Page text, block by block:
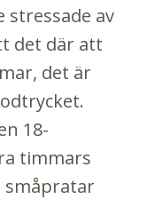
av
det där att
det är
18-
timmars
småpratar